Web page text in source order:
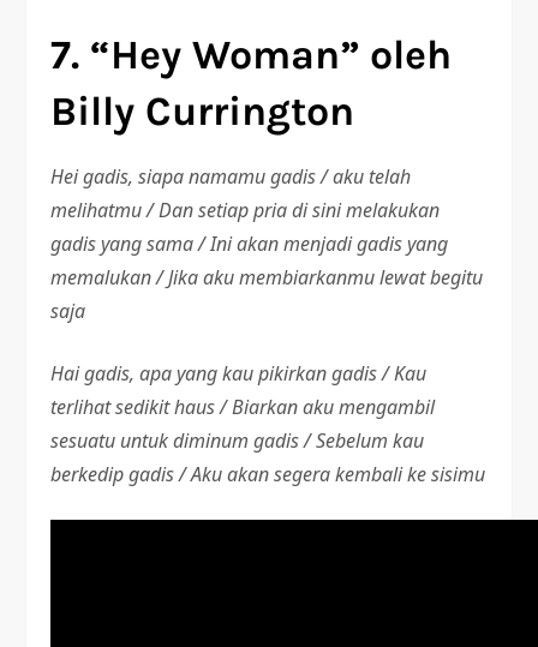
7. “Hey Woman” oleh
Billy Currington
Hei gadis, siapa namamu gadis / aku telah
melihatmu / Dan setiap pria di sini melakukan
gadis yang sama / Ini akan menjadi gadis yang
memalukan / Jika aku membiarkanmu lewat begitu
saja
Hai gadis, apa yang kau pikirkan gadis / Kau
terlihat sedikit haus / Biarkan aku mengambil
sesuatu untuk diminum gadis / Sebelum kau
berkedip gadis / Aku akan segera kembali ke sisimu